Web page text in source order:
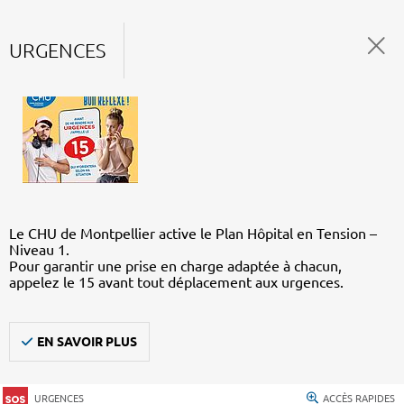
URGENCES
Le CHU de Montpellier active le Plan Hôpital en Tension –
Niveau 1.
Pour garantir une prise en charge adaptée à chacun,
appelez le 15 avant tout déplacement aux urgences.
EN SAVOIR PLUS
URGENCES ACCÈS RAPIDES